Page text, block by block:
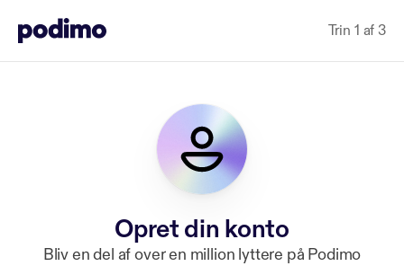
Trin 1 af 3
Opret din konto
Bliv en del af over en million lyttere på Podimo